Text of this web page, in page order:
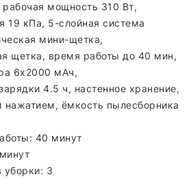
мощность 310 Вт,
19 кПа, 5-слойная система
мини-щетка,
щетка, время работы до 40 мин,
6х2000 мАч,
4.5 ч, настенное хранение,
нажатием, ёмкость пылесборника
40 минут
уборки: 3